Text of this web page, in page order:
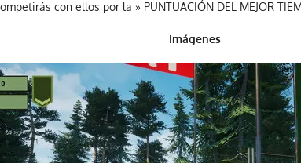
con ellos por la » PUNTUACIÓN DEL MEJOR
Imágenes